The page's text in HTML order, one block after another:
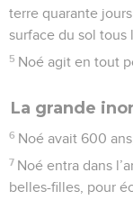
terre quarante
surface du sol tous
5 Noé agit en tout
La grande
6 Noé avait 600
7 Noé entra dans
belles-filles, pour